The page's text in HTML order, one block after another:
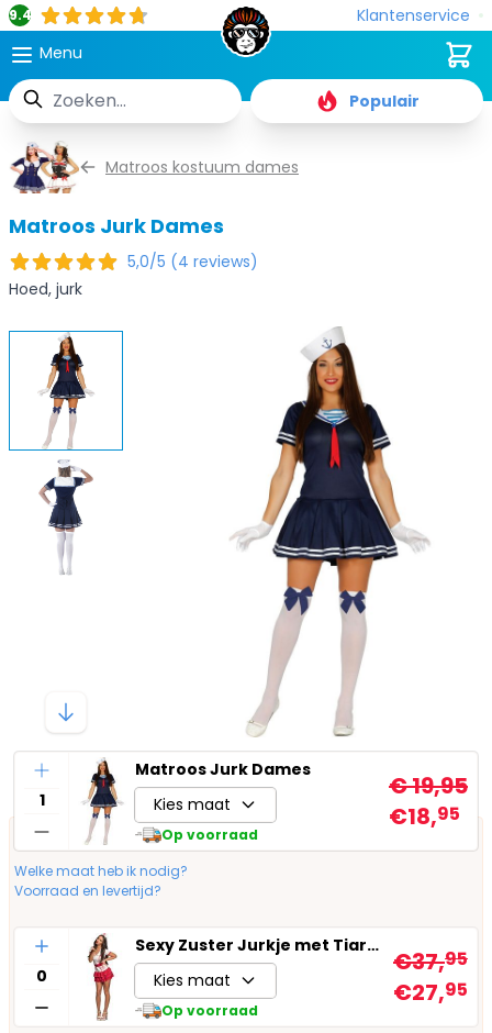
9.4
Klantenservice
Menu
Zoek
Populair
Cart
Matroos kostuum dames
Matroos Jurk Dames
5,0/5 (4 reviews)
Hoed, jurk
Aantal
Matroos Jurk Dames
Kies maat
Op voorraad
€ 19,95
€18,95
Welke maat heb ik nodig?
Voorraad en levertijd?
Aantal
Sexy Zuster Jurkje met Tiara Dames
Kies maat
Op voorraad
€37,95
€27,95